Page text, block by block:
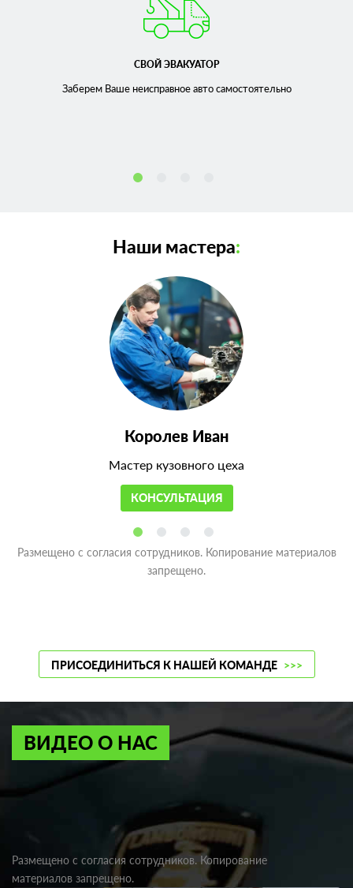
СВОЙ ЭВАКУАТОР
Заберем Ваше неисправноеавто самостоятельно
Наши мастера:
Королев Иван
Мастер кузовного цеха
КОНСУЛЬТАЦИЯ
Размещено с согласия сотрудников. Копирование материалов
запрещено.
ПРИСОЕДИНИТЬСЯ К НАШЕЙ КОМАНДЕ >>>
ВИДЕО О НАС
Размещено с согласия сотрудников. Копирование
материалов запрещено.